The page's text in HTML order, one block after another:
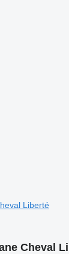
Liberté
Cheval